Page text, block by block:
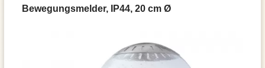
Bewegungsmelder, IP44, 20 cm Ø